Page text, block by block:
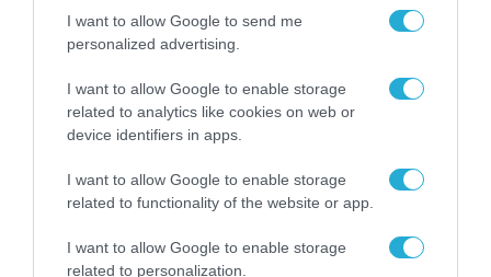
I want to allow Google to send me
personalized advertising.
I want to allow Google to enable storage
related to analytics like cookies on web or
device identifiers in apps.
I want to allow Google to enable storage
related to functionality of the website or app.
I want to allow Google to enable storage
related to personalization.